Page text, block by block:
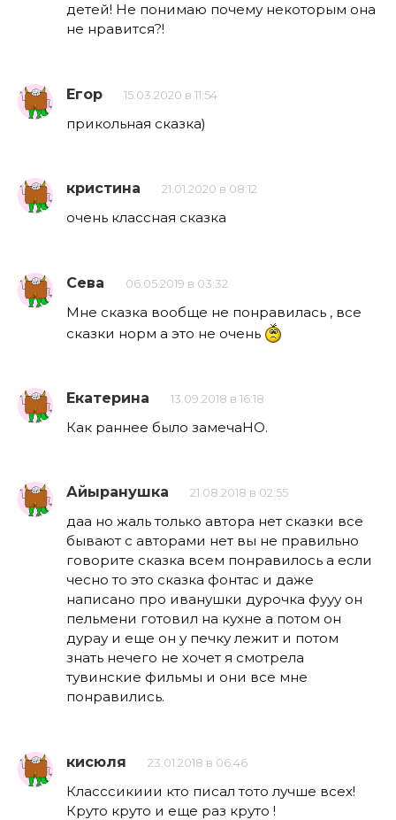
детей! Не понимаю почему некоторым она
не нравится?!
Егор 15.03.2020 в 11:54
прикольная сказка)
кристина 21.01.2020 в 08:12
очень классная сказка
Сева 06.05.2019 в 03:32
Мне сказка вообще не понравилась , все
сказки норм а это не очень
Екатерина 13.09.2018 в 16:18
Как раннее было замечаНО.
Айыранушка 21.08.2018 в 02:55
даа но жаль только автора нет сказки все
бывают с авторами нет вы не правильно
говорите сказка всем понравилось а если
чесно то это сказка фонтас и даже
написано про иванушки дурочка фууу он
пельмени готовил на кухне а потом он
дурау и еще он у печку лежит и потом
знать нечего не хочет я смотрела
тувинские фильмы и они все мне
понравились.
кисюля 23.01.2018 в 06:46
Класссикиии кто писал тото лучше всех!
Круто круто и еще раз круто !